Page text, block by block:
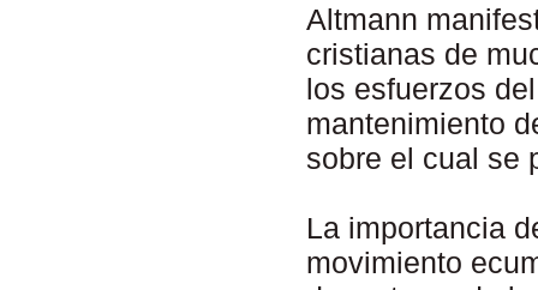
Altmann
cristianas de
los esfuerzos
mantenimiento
sobre el cual se
La importancia
movimiento